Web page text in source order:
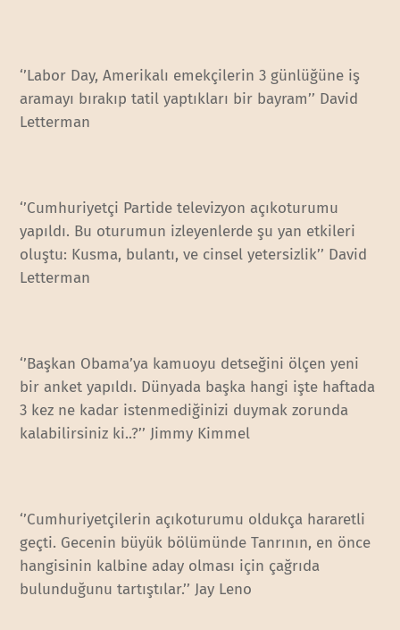
‘’Labor Day, Amerikalı emekçilerin 3 günlüğüne iş
aramayı bırakıp tatil yaptıkları bir bayram’’ David
Letterman
‘’Cumhuriyetçi Partide televizyon açıkoturumu
yapıldı. Bu oturumun izleyenlerde şu yan etkileri
oluştu: Kusma, bulantı, ve cinsel yetersizlik’’ David
Letterman
‘’Başkan Obama’ya kamuoyu detseğini ölçen yeni
bir anket yapıldı. Dünyada başka hangi işte haftada
3 kez ne kadar istenmediğinizi duymak zorunda
kalabilirsiniz ki..?’’ Jimmy Kimmel
‘’Cumhuriyetçilerin açıkoturumu oldukça hararetli
geçti. Gecenin büyük bölümünde Tanrının, en önce
hangisinin kalbine aday olması için çağrıda
bulunduğunu tartıştılar.’’ Jay Leno